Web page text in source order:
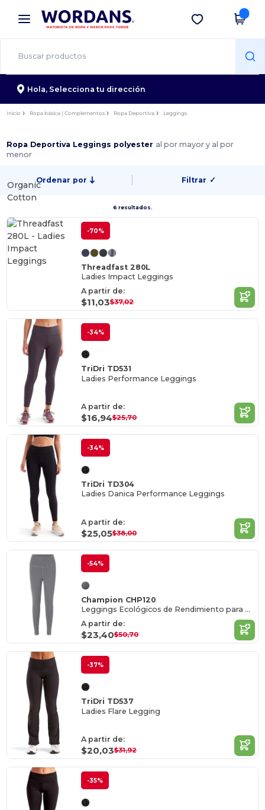
× App de Wordans
¡Mejores precios en app!
Descargar app
Hola, Selecciona tu dirección
Inicio Ropa básica | Complementos Ropa Deportiva Leggings
Ropa Deportiva Leggings polyester al por mayor y al por
menor
Ordenar por Filtrar ✓
6 resultados.
Organic
Cotton
-70%
Threadfast 280L
Ladies Impact Leggings
A partir de:
$11,03$37,02
-34%
TriDri TD531
Ladies Performance Leggings
A partir de:
$16,94$25,70
-34%
TriDri TD304
Ladies Danica Performance Leggings
A partir de:
$25,05$38,00
-54%
Champion CHP120
Leggings Ecológicos de Rendimiento para Mujer
A partir de:
$23,40$50,70
-37%
TriDri TD537
Ladies Flare Legging
A partir de:
$20,03$31,92
-35%